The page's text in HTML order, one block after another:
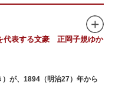
代表する文豪 正岡子規ゆか
が、1894（明治27）年から